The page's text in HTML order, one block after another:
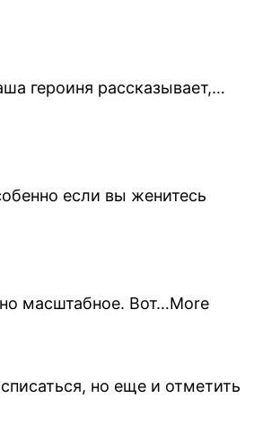
героиня рассказывает,…
если вы женитесь
масштабное. Вот…More
но еще и отметить